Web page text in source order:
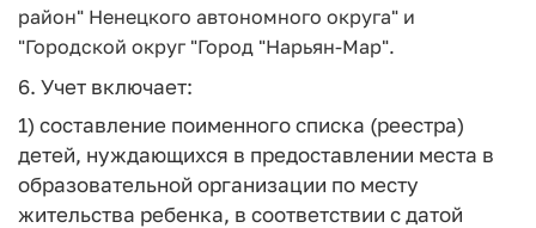
район" Ненецкого автономного округа" и
"Городской округ "Город "Нарьян-Мар".
6. Учет включает:
1) составление поименного списка (реестра)
детей, нуждающихся в предоставлении места в
образовательной организации по месту
жительства ребенка, в соответствии с датой